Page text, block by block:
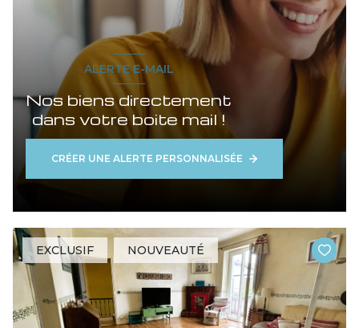
ALERTE E-MAIL
Nos biens directement
dans votre boite mail !
CRÉER UNE ALERTE PERSONNALISÉE
EXCLUSIF NOUVEAUTÉ